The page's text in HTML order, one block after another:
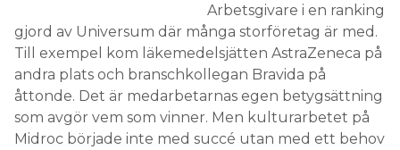
Arbetsgivare i en ranking
gjord av Universum där många storföretag är med.
Till exempel kom läkemedelsjätten AstraZeneca på
andra plats och branschkollegan Bravida på
åttonde. Det är medarbetarnas egen betygsättning
som avgör vem som vinner. Men kulturarbetet på
Midroc började inte med succé utan med ett behov